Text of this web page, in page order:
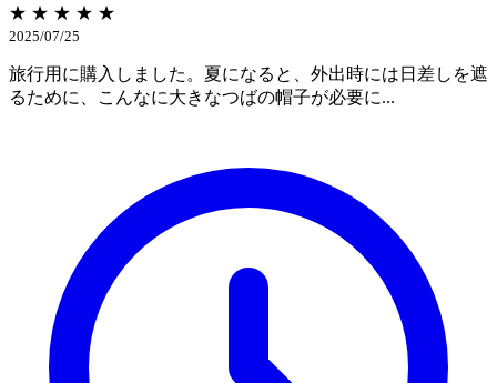
★ ★ ★ ★ ★
2025/07/25
旅行用に購入しました。夏になると、外出時には日差しを遮
るために、こんなに大きなつばの帽子が必要に...